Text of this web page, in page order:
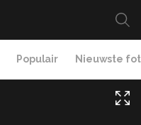
Populair Nieuwste